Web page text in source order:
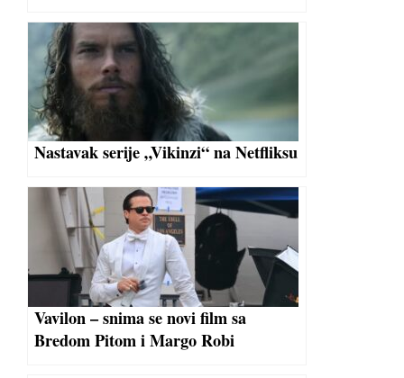
Nastavak serije „Vikinzi“ na Netfliksu
Vavilon – snima se novi film sa
Bredom Pitom i Margo Robi